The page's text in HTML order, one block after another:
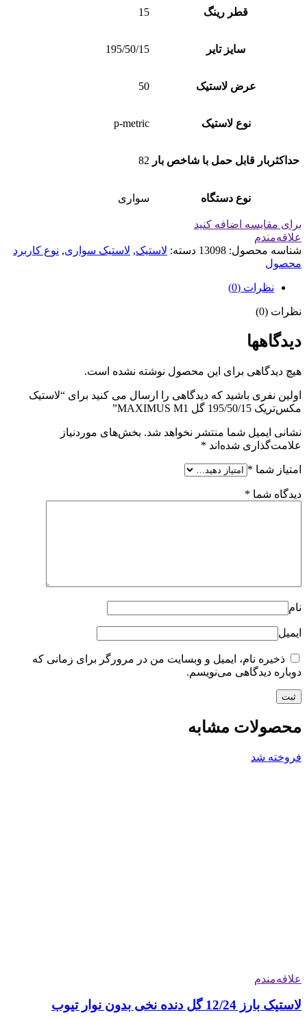
قطر رینگ 15
سایز تایر 195/50/15
عرض لاستیک 50
نوع لاستیک p-metric
حداکثربار قابل حمل با شاخص بار 82
نوع دستگاه سواری
برای مقایسه اضافه کنید
علاقه‌مندم
شناسه محصول: 13098 دسته: لاستیک, لاستیک سواری, نوع کاربرد
محصول
نظرات (0)
نظرات (0)
دیدگاهها
هیچ دیدگاهی برای این محصول نوشته نشده است.
اولین نفری باشید که دیدگاهی را ارسال می کنید برای “لاستیک
مکس‌تریک 195/50/15 گل MAXIMUS M1”
نشانی ایمیل شما منتشر نخواهد شد. بخش‌های موردنیاز
علامت‌گذاری شده‌اند *
امتیاز شما *
دیدگاه شما *
نام
ایمیل
ذخیره نام، ایمیل و وبسایت من در مرورگر برای زمانی که
دوباره دیدگاهی می‌نویسم.
محصولات مشابه
فروخته شد
علاقه‌مندم
لاستیک بارز 12/24 گل دنده نخی بدون نوار تیوب